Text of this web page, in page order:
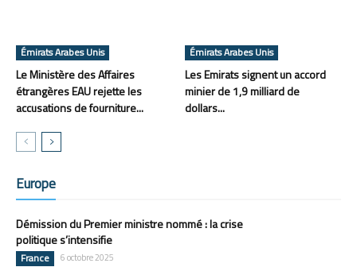
Émirats Arabes Unis
Le Ministère des Affaires
étrangères EAU rejette les
accusations de fourniture...
Émirats Arabes Unis
Les Emirats signent un accord
minier de 1,9 milliard de
dollars...
Europe
Démission du Premier ministre nommé : la crise
politique s’intensifie
France 6 octobre 2025